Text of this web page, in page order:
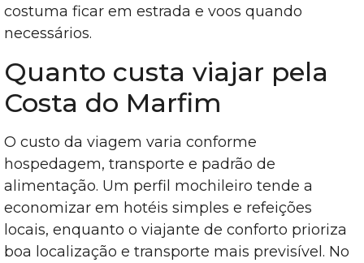
costuma ficar em estrada e voos quando
necessários.
Quanto custa viajar pela
Costa do Marfim
O custo da viagem varia conforme
hospedagem, transporte e padrão de
alimentação. Um perfil mochileiro tende a
economizar em hotéis simples e refeições
locais, enquanto o viajante de conforto prioriza
boa localização e transporte mais previsível. No